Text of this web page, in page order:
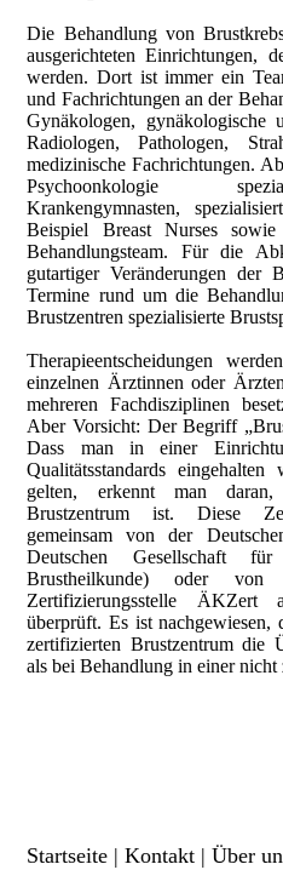
Die Behandlung von
ausgerichteten Einrichtungen,
werden. Dort ist immer ein
und Fachrichtungen an der
Gynäkologen, gynäkologische
Radiologen, Pathologen,
medizinische Fachrichtungen.
Psychoonkologie
Krankengymnasten,
Beispiel Breast Nurses
Behandlungsteam. Für die
gutartiger Veränderungen der
Termine rund um die
Brustzentren spezialisierte
Therapieentscheidungen
einzelnen Ärztinnen oder
mehreren Fachdisziplinen
Aber Vorsicht: Der Begriff
Dass man in einer
Qualitätsstandards
gelten, erkennt man
Brustzentrum ist. Diese
gemeinsam von der
Deutschen Gesellschaft
Brustheilkunde) oder von
Zertifizierungsstelle ÄKZert
überprüft. Es ist nachgewiesen,
zertifizierten Brustzentrum die
als bei Behandlung in einer
Startseite |Kontakt |Über